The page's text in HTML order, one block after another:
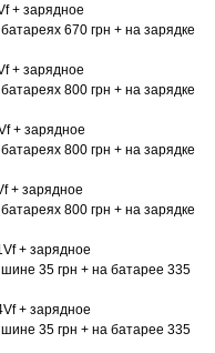
+ зарядное
670 грн + на зарядке
+ зарядное
800 грн + на зарядке
+ зарядное
800 грн + на зарядке
+ зарядное
800 грн + на зарядке
+ зарядное
35 грн + на батарее 335
+ зарядное
35 грн + на батарее 335